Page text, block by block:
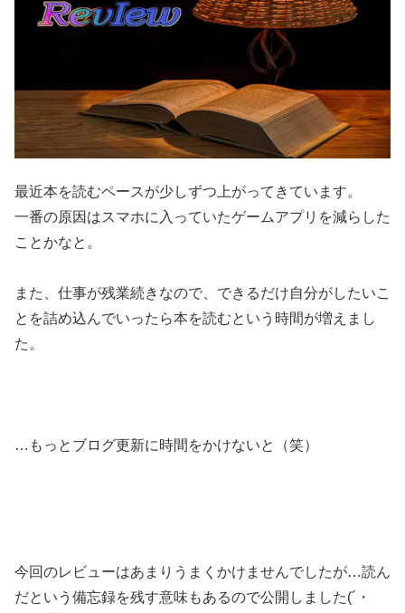
最近本を読むペースが少しずつ上がってきています。
一番の原因はスマホに入っていたゲームアプリを減らした
ことかなと。
また、仕事が残業続きなので、できるだけ自分がしたいこ
とを詰め込んでいったら本を読むという時間が増えまし
た。
…もっとブログ更新に時間をかけないと（笑）
今回のレビューはあまりうまくかけませんでしたが…読ん
だという備忘録を残す意味もあるので公開しました(´・